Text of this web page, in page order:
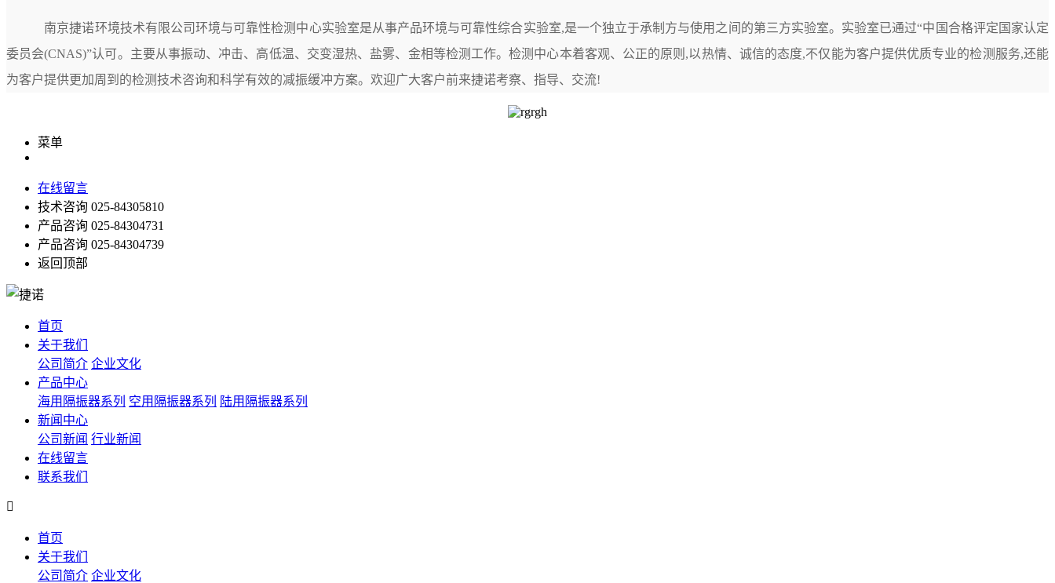
南京捷诺环境技术有限公司环境与可靠性检测中心实验室是从事产品环境与可靠性综合实验室,是一个独立于承制方与使用之间的第三方实验室。实验室已通过“中国合格评定国家认定
委员会(CNAS)”认可。主要从事振动、冲击、高低温、交变湿热、盐雾、金相等检测工作。检测中心本着客观、公正的原则,以热情、诚信的态度,不仅能为客户提供优质专业的检测服务,还能
为客户提供更加周到的检测技术咨询和科学有效的减振缓冲方案。欢迎广大客户前来捷诺考察、指导、交流!
菜单
在线留言
技术咨询 025-84305810
产品咨询 025-84304731
产品咨询 025-84304739
返回顶部
首页
关于我们
公司简介 企业文化
产品中心
海用隔振器系列 空用隔振器系列 陆用隔振器系列
新闻中心
公司新闻 行业新闻
在线留言
联系我们

首页
关于我们
公司简介 企业文化